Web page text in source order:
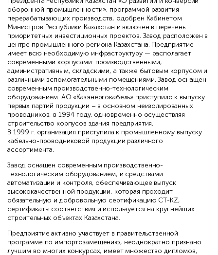
оборонной промышленности», программой развития
перерабатывающих производств, одобрен Кабинетом
Министров Республики Казахстан и включен в перечень
приоритетных инвестиционных проектов. Завод расположен в
центре промышленного региона Казахстана. Предприятие
имеет всю необходимую инфраструктуру — располагает
современными корпусами: производственными,
административным, складскими, а также бытовым корпусом и
различными вспомогательными помещениями. Завод оснащен
современным производственно-технологическим
оборудованием. АО «Казэнергокабель» приступило к выпуску
первых партий продукции – в основном неизолированных
проводников, в 1994 году, одновременно осуществляя
строительство корпусов здания предприятия.
В 1999 г. организация приступила к промышленному выпуску
кабельно-проводниковой продукции различного
ассортимента.
Завод оснащен современным производственно-
технологическим оборудованием, и средствами
автоматизации и контроля, обеспечивающее выпуск
высококачественной продукции, которая проходит
обязательную и добровольную сертификацию СТ-KZ,
сертификаты соответствия и используется на крупнейших
строительных объектах Казахстана.
Предприятие активно участвует в правительственной
программе по импортозамещению, неоднократно признано
лучшим во многих конкурсах, имеет множество дипломов,